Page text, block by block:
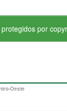
por
Oeste